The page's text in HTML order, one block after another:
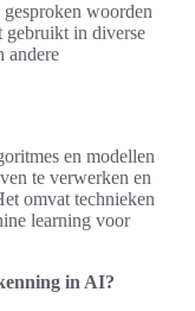
woorden
gebruikt in diverse
andere
en modellen
te verwerken en
omvat technieken
learning voor
in AI?